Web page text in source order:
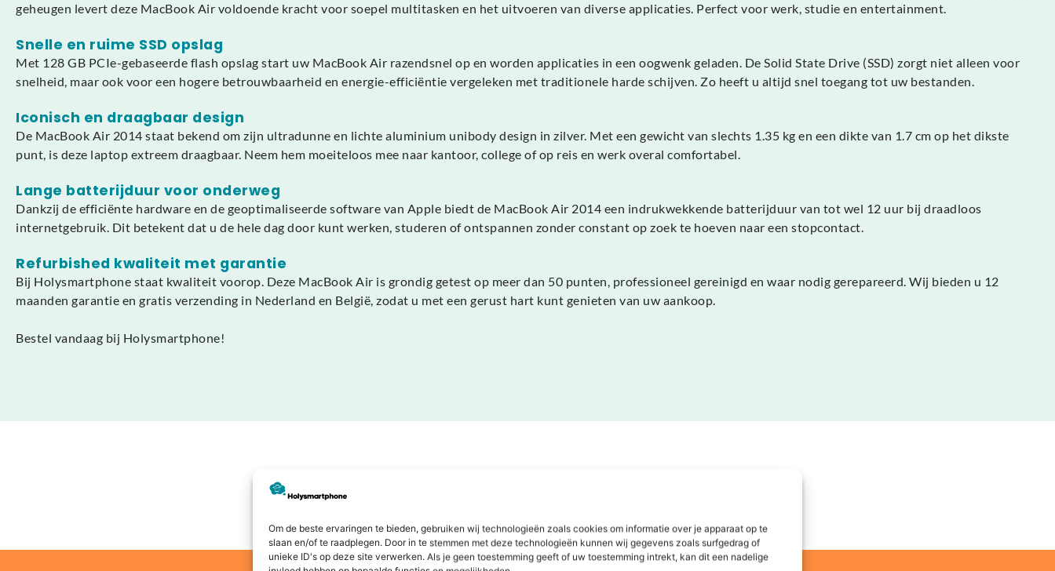
Om de beste ervaringen te bieden, gebruiken wij technologieën zoals cookies om informatie over je apparaat op te
slaan en/of te raadplegen. Door in te stemmen met deze technologieën kunnen wij gegevens zoals surfgedrag of
unieke ID's op deze site verwerken. Als je geen toestemming geeft of uw toestemming intrekt, kan dit een nadelige
geheugen levert deze MacBook Air voldoende kracht voor soepel multitasken en het uitvoeren van diverse applicaties. Perfect voor werk, studie en entertainment.
Snelle en ruime SSD opslag
Met 128 GB PCIe-gebaseerde flash opslag start uw MacBook Air razendsnel op en worden applicaties in een oogwenk geladen. De Solid State Drive (SSD) zorgt niet alleen voor
snelheid, maar ook voor een hogere betrouwbaarheid en energie-efficiëntie vergeleken met traditionele harde schijven. Zo heeft u altijd snel toegang tot uw bestanden.
Iconisch en draagbaar design
De MacBook Air 2014 staat bekend om zijn ultradunne en lichte aluminium unibody design in zilver. Met een gewicht van slechts 1.35 kg en een dikte van 1.7 cm op het dikste
punt, is deze laptop extreem draagbaar. Neem hem moeiteloos mee naar kantoor, college of op reis en werk overal comfortabel.
Lange batterijduur voor onderweg
Dankzij de efficiënte hardware en de geoptimaliseerde software van Apple biedt de MacBook Air 2014 een indrukwekkende batterijduur van tot wel 12 uur bij draadloos
internetgebruik. Dit betekent dat u de hele dag door kunt werken, studeren of ontspannen zonder constant op zoek te hoeven naar een stopcontact.
Refurbished kwaliteit met garantie
Bij Holysmartphone staat kwaliteit voorop. Deze MacBook Air is grondig getest op meer dan 50 punten, professioneel gereinigd en waar nodig gerepareerd. Wij bieden u 12
maanden garantie en gratis verzending in Nederland en België, zodat u met een gerust hart kunt genieten van uw aankoop.
Bestel vandaag bij Holysmartphone!